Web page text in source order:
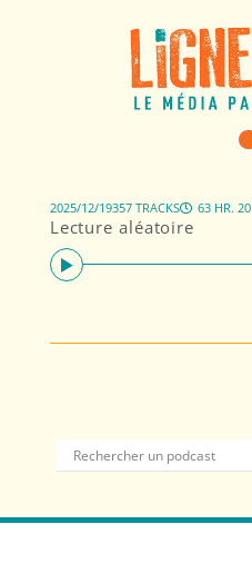
Lecture aléatoire
2025/12/19357 TRACKS 63 HR.